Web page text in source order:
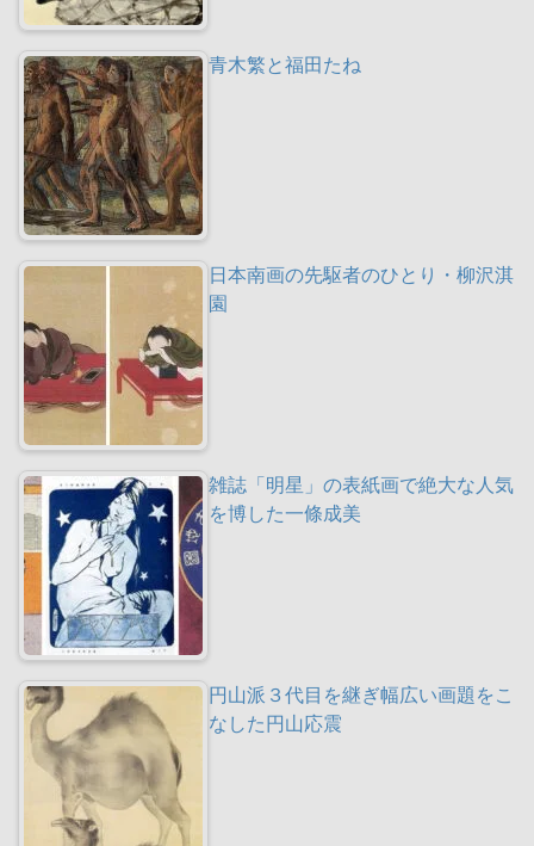
青木繁と福田たね
日本南画の先駆者のひとり・柳沢淇
園
雑誌「明星」の表紙画で絶大な人気
を博した一條成美
円山派３代目を継ぎ幅広い画題をこ
なした円山応震